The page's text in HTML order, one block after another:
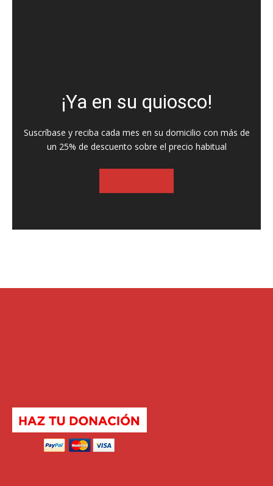
¡Ya en su quiosco!
Suscríbase y reciba cada mes en su domicilio con más de
un 25% de descuento sobre el precio habitual